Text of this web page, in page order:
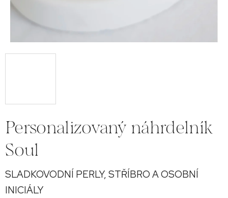
SLADKOVODNÍ PERLY, STŘÍBRO A OSOBNÍ
INICIÁLY
Personalizovaný náhrdelník
Soul